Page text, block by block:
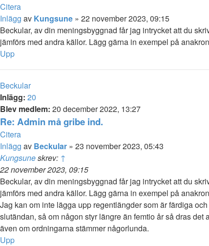
Citera
Inlägg av Kungsune » 22 november 2023, 09:15
Beckular, av din meningsbyggnad får jag intrycket att du
jämförs med andra källor. Lägg gärna in exempel på
Upp
Beckular
Inlägg: 20
Blev medlem: 20 december 2022, 13:27
Re: Admin må gribe ind.
Citera
Inlägg av Beckular » 23 november 2023, 05:43
Kungsuneskrev: ↑
22 november 2023, 09:15
Beckular, av din meningsbyggnad får jag intrycket att du
jämförs med andra källor. Lägg gärna in exempel på
Jag kan om inte lägga upp regentlängder som är färdiga
slutändan, så om någon styr längre än femtio år så dras
även om ordningarna stämmer någorlunda.
Upp